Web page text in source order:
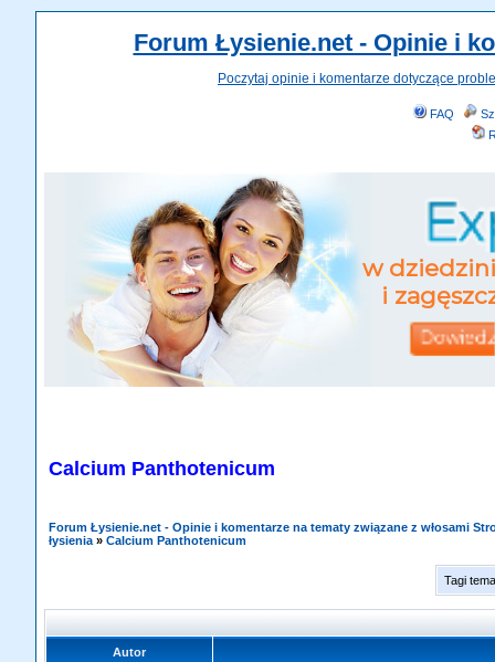
Forum Łysienie.net - Opinie i
Poczytaj opinie i komentarze dotyczące
FAQ
Calcium Panthotenicum
Forum Łysienie.net - Opinie i komentarze na tematy związane z włosami
łysienia » Calcium Panthotenicum
Tagi
Autor